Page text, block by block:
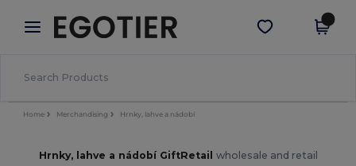
× Aplikace Egotier
Lepší ceny v aplikaci!
Stáhnout app
Home Merchandising Hrnky, lahve a nádobí
Hrnky, lahve a nádobí GiftRetail wholesale and retail